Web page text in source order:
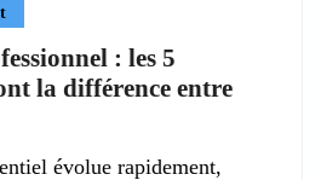
: les 5
la différence entre
évolue rapidement,